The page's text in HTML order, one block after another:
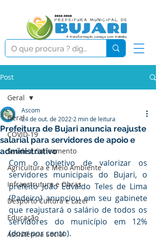
Post
Geral
COVID-19
Saúde e Saneamento
Agricultura e Meio Ambiente
Infraestrutura e Obras
Desporto Cultura e Lazer
Educação
Assistência Social
Geral
Prefeitura de Bujari anuncia reajuste
salarial para servidores de apoio e
administrativo
Ascom
24 de out. de 2022 2 min de leitura
Com o objetivo de valorizar os
servidores municipais do Bujari, o
prefeito João Edvaldo Teles de Lima
(Padeiro) anunciou em seu gabinete
que reajustará o salário de todos os
servidores do município em 12%
(doze por cento).